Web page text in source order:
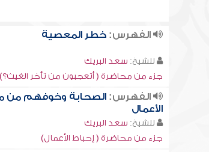
الفهرس:خطر المعصية
للشيخ: سعد البريك
جزء من محاضرة ( أتعجبون من تأخر الغيث؟)
الفهرس:الصحابة وخوفهم من
الأعمال
للشيخ: سعد البريك
جزء من محاضرة ( إحباط الأعمال)